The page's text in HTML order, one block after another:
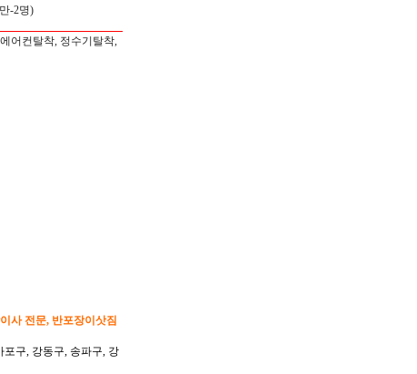
-2명)
어컨탈착, 정수기탈착,
사 전문, 반포장이삿짐
구, 강동구, 송파구, 강